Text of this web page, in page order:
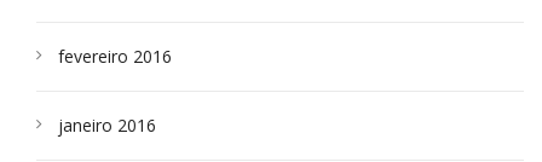
fevereiro 2016
janeiro 2016